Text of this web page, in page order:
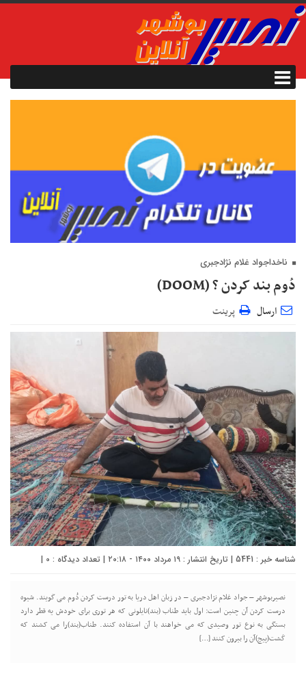
ناخداجواد غلام نژادجبری
دُوم بند کردن ؟ (DOOM)
ارسال پرینت
شناسه خبر : 5441 | تاریخ انتشار : ۱۹ مرداد ۱۴۰۰ - ۲۰:۱۸ | تعداد دیدگاه : 0
|
نصیربوشهر – جواد غلام نژادجبری – در زبان اهل دریا به تور درست کردن دُوم می گویند. شیوه
درست کردن آن چنین است: اول باید طناب (بند)نایلونی که هر توری برای خودش یه قطر دارد
بستگی به نوع تور وصیدی که می خواهند با آن استفاده کنند. طناب(بند)را می کشند که
کَشت(پیچ)آن را بیرون کنند […]